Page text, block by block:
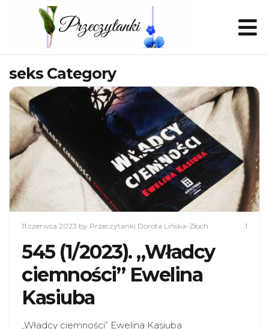
seks Category
11 czerwca 2023 by Przeczytanki Dorota Lińska-Złoch 1
545 (1/2023). „Władcy
ciemności” Ewelina
Kasiuba
„Władcy ciemności” Ewelina Kasiuba